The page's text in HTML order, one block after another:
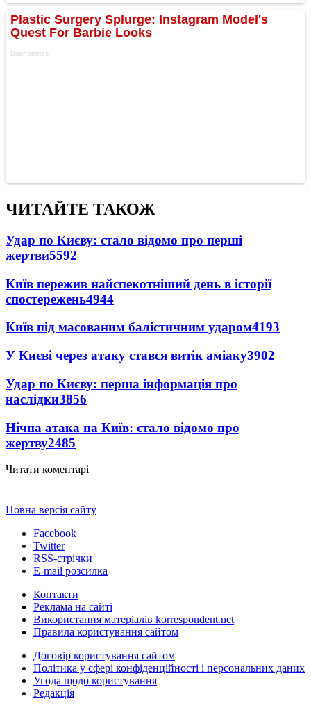
ЧИТАЙТЕ ТАКОЖ
Удар по Києву: стало відомо про перші
жертви5592
Київ пережив найспекотніший день в історії
спостережень4944
Київ під масованим балістичним ударом4193
У Києві через атаку стався витік аміаку3902
Удар по Києву: перша інформація про
наслідки3856
Нічна атака на Київ: стало відомо про
жертву2485
Читати коментарі
Повна версія сайту
Facebook
Twitter
RSS-стрічки
E-mail розсилка
Контакти
Реклама на сайті
Використання матеріалів korrespondent.net
Правила користування сайтом
Договір користування сайтом
Політика у сфері конфіденційності і персональних даних
Угода щодо користування
Редакція